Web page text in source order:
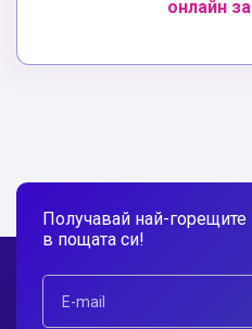
онлайн
Получавай най-
в пощата си!